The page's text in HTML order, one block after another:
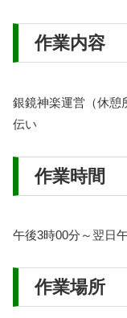
作業内容
銀鏡神楽運営（休憩
伝い
作業時間
午後3時00分～翌日
作業場所